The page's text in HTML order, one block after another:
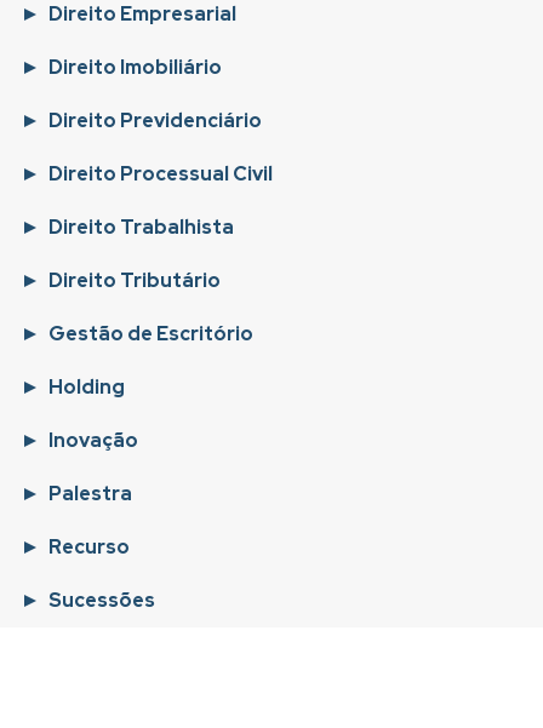
Direito Empresarial
Direito Imobiliário
Direito Previdenciário
Direito Processual Civil
Direito Trabalhista
Direito Tributário
Gestão de Escritório
Holding
Inovação
Palestra
Recurso
Sucessões